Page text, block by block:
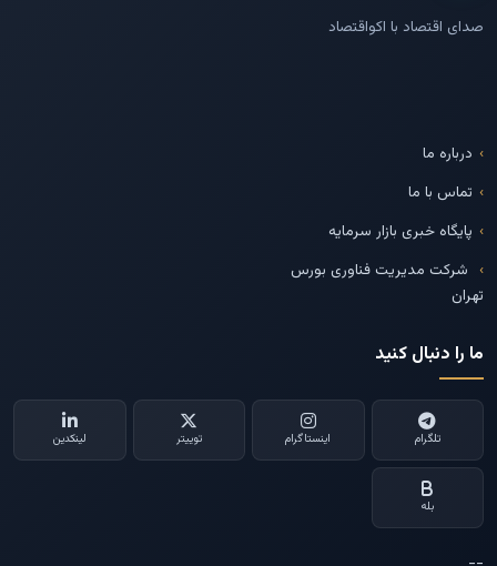
صدای اقتصاد با اکواقتصاد
درباره ما
تماس با ما
پایگاه خبری بازار سرمایه
شرکت مدیریت فناوری بورس
تهران
ما را دنبال کنید
تلگرام اینستاگرام توییتر لینکدین
بله